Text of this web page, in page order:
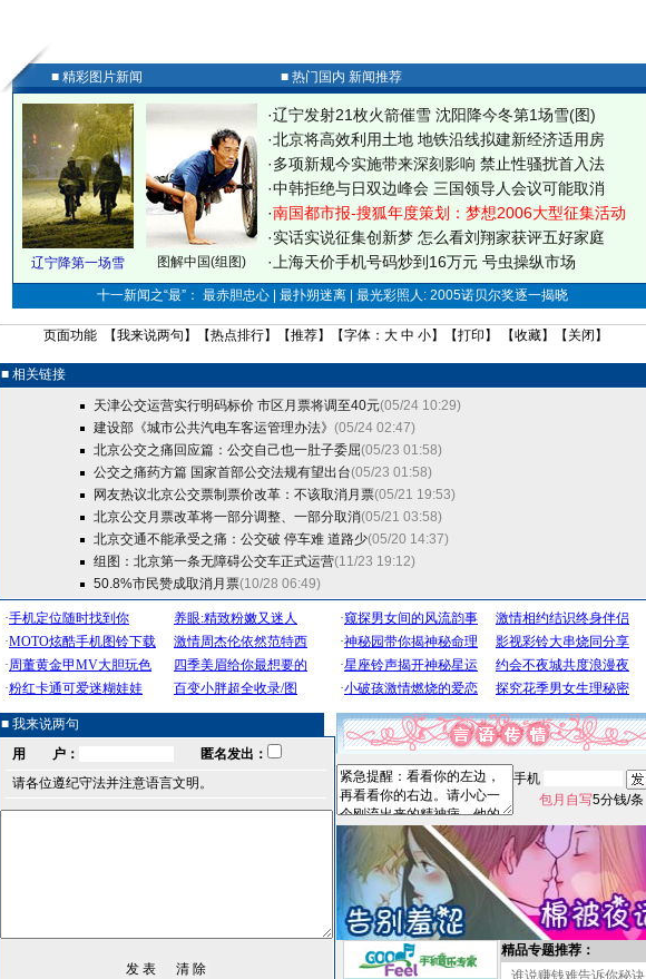
■ 精彩图片新闻 ■ 热门国内 新闻推荐
辽宁降第一场雪 图解中国(组图)
·辽宁发射21枚火箭催雪 沈阳降今冬第1场雪(图)
·北京将高效利用土地 地铁沿线拟建新经济适用房
·多项新规今实施带来深刻影响 禁止性骚扰首入法
·中韩拒绝与日双边峰会 三国领导人会议可能取消
·南国都市报-搜狐年度策划：梦想2006大型征集活动
·实话实说征集创新梦 怎么看刘翔家获评五好家庭
· 上海天价手机号码炒到16万元 号虫操纵市场
十一新闻之“最”： 最赤胆忠心 | 最扑朔迷离 | 最光彩照人: 2005诺贝尔奖逐一揭晓
页面功能 【我来说两句 】【热点排行】【推荐】【字体： 大 中 小】【打印 】 【收藏】【 关闭 】
■ 相关链接
天津公交运营实行明码标价 市区月票将调至40元(05/24 10:29)
建设部《城市公共汽电车客运管理办法》 (05/24 02:47)
北京公交之痛回应篇：公交自己也一肚子委屈(05/23 01:58)
公交之痛药方篇 国家首部公交法规有望出台(05/23 01:58)
网友热议北京公交票制票价改革：不该取消月票(05/21 19:53)
北京公交月票改革将一部分调整、一部分取消(05/21 03:58)
北京交通不能承受之痛：公交破 停车难 道路少(05/20 14:37)
组图：北京第一条无障碍公交车正式运营(11/23 19:12)
50.8%市民赞成取消月票(10/28 06:49)
■ 我来说两句
用 户：
匿名发出：
请各位遵纪守法并注意语言文明。
手机
包月自写5分钱/条
精品专题推荐：
谁说赚钱难告诉你秘诀